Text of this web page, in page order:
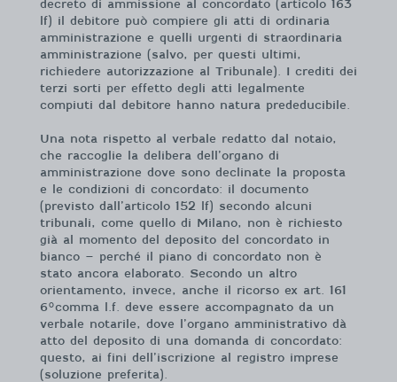
decreto di ammissione al concordato (articolo 163
lf) il debitore può compiere gli atti di ordinaria
amministrazione e quelli urgenti di straordinaria
amministrazione (salvo, per questi ultimi,
richiedere autorizzazione al Tribunale). I crediti dei
terzi sorti per effetto degli atti legalmente
compiuti dal debitore hanno natura prededucibile.
Una nota rispetto al verbale redatto dal notaio,
che raccoglie la delibera dell’organo di
amministrazione dove sono declinate la proposta
e le condizioni di concordato: il documento
(previsto dall’articolo 152 lf) secondo alcuni
tribunali, come quello di Milano, non è richiesto
già al momento del deposito del concordato in
bianco – perché il piano di concordato non è
stato ancora elaborato. Secondo un altro
orientamento, invece, anche il ricorso ex art. 161
6°comma l.f. deve essere accompagnato da un
verbale notarile, dove l’organo amministrativo dà
atto del deposito di una domanda di concordato:
questo, ai fini dell’iscrizione al registro imprese
(soluzione preferita).